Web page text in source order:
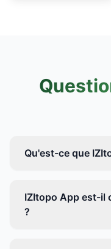
Qu'est-ce que
IZItopo App est-il
?